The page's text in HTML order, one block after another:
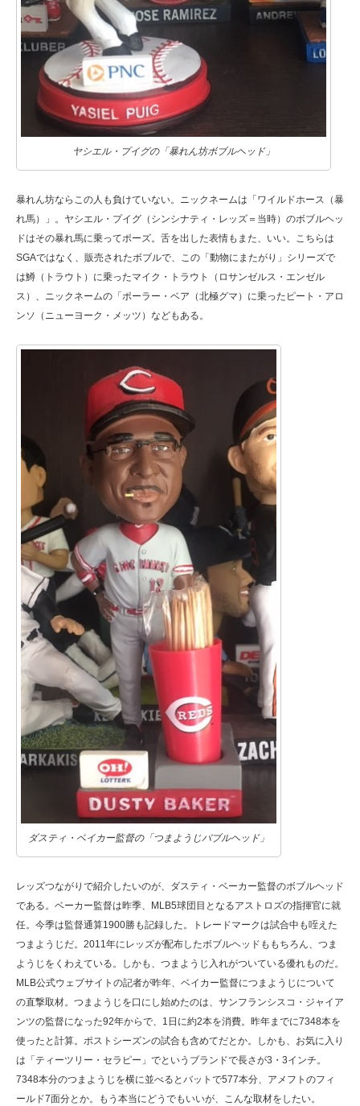
ヤシエル・プイグの「暴れん坊ボブルヘッド」
暴れん坊ならこの人も負けていない。ニックネームは「ワイルドホース（暴
れ馬）」。ヤシエル・プイグ（シンシナティ・レッズ＝当時）のボブルヘッ
ドはその暴れ馬に乗ってポーズ。舌を出した表情もまた、いい。こちらは
SGAではなく、販売されたボブルで、この「動物にまたがり」シリーズで
は鱒（トラウト）に乗ったマイク・トラウト（ロサンゼルス・エンゼル
ス）、ニックネームの「ポーラー・ベア（北極グマ）に乗ったピート・アロ
ンソ（ニューヨーク・メッツ）などもある。
ダスティ・ベイカー監督の「つまようじバブルヘッド」
レッズつながりで紹介したいのが、ダスティ・ベーカー監督のボブルヘッド
である。ベーカー監督は昨季、MLB5球団目となるアストロズの指揮官に就
任。今季は監督通算1900勝も記録した。トレードマークは試合中も咥えた
つまようじだ。2011年にレッズが配布したボブルヘッドももちろん、つま
ようじをくわえている。しかも、つまようじ入れがついている優れものだ。
MLB公式ウェブサイトの記者が昨年、ベイカー監督につまようじについて
の直撃取材。つまようじを口にし始めたのは、サンフランシスコ・ジャイア
ンツの監督になった92年からで、1日に約2本を消費。昨年までに7348本を
使ったと計算。ポストシーズンの試合も含めてだとか。しかも、お気に入り
は「ティーツリー・セラピー」でというブランドで長さが3・3インチ。
7348本分のつまようじを横に並べるとバットで577本分、アメフトのフィ
ールド7面分とか。もう本当にどうでもいいが、こんな取材をしたい。